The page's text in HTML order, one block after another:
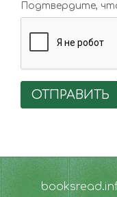
Подтвердите,
ОТПРАВИТЬ